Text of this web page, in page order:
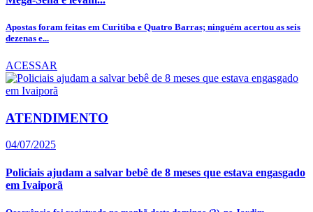
Apostas foram feitas em Curitiba e Quatro Barras; ninguém acertou as seis
dezenas e...
ACESSAR
ATENDIMENTO
04/07/2025
Policiais ajudam a salvar bebê de 8 meses que estava engasgado
em Ivaiporã